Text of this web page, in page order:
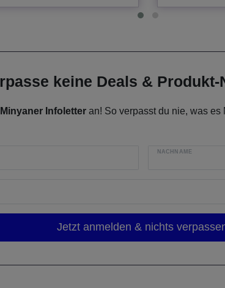
keine Deals & Produkt-
Minyaner Infoletter an! So verpasst du nie, was
NACHNAME